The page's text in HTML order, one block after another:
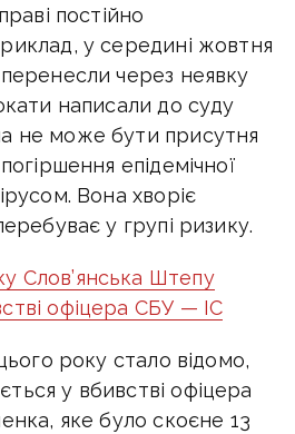
постійно
у середині жовтня
через неявку
написали до суду
не може бути присутня
епідемічної
Вона хворіє
у групі ризику.
Слов’янська Штепу
офіцера СБУ — ІС
року стало відомо,
у вбивстві офіцера
яке було скоєне 13